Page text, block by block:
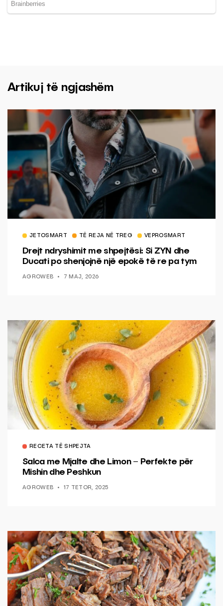
Artikuj të ngjashëm
JETOSMART TË REJA NË TREG VEPROSMART
Drejt ndryshimit me shpejtësi: Si ZYN dhe
Ducati po shenjojnë një epokë të re pa tym
AGROWEB 7 MAJ, 2026
RECETA TË SHPEJTA
Salca me Mjalte dhe Limon – Perfekte për
Mishin dhe Peshkun
AGROWEB 17 TETOR, 2025